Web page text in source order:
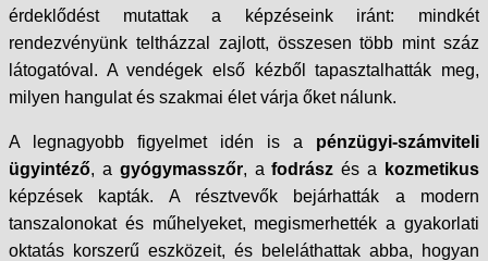
érdeklődést mutattak a képzéseink iránt: mindkét
rendezvényünk teltházzal zajlott, összesen több mint száz
látogatóval. A vendégek első kézből tapasztalhatták meg,
milyen hangulat és szakmai élet várja őket nálunk.
A legnagyobb figyelmet idén is a pénzügyi-számviteli
ügyintéző, a gyógymasszőr, afodrász és a
kozmetikus
képzések kapták. A résztvevők bejárhatták a modern
tanszalonokat és műhelyeket, megismerhették a gyakorlati
oktatás korszerű eszközeit, és beleláthattak abba, hogyan